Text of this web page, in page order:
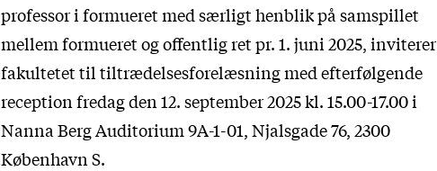
professor i formueret med særligt henblik på samspillet
mellem formueret og offentlig ret pr. 1. juni 2025, inviterer
fakultetet til tiltrædelsesforelæsning med efterfølgende
reception fredag den 12. september 2025 kl. 15.00-17.00 i
Nanna Berg Auditorium 9A-1-01, Njalsgade 76, 2300
København S.